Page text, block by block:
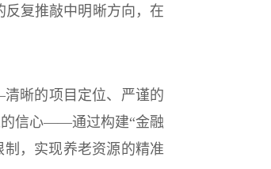
反复推敲中明晰方向，在
晰的项目定位、严谨的
的信心——通过构建“金融
，实现养老资源的精准